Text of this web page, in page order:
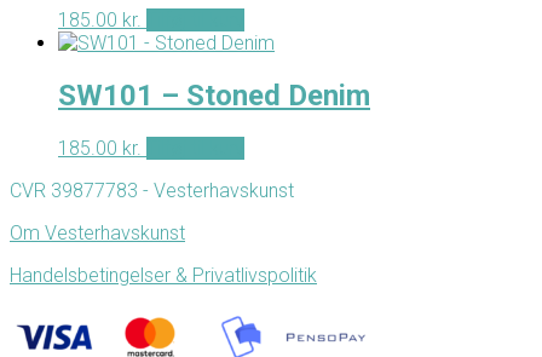
185.00 kr.
SW101 – Stoned Denim
185.00 kr.
CVR 39877783 - Vesterhavskunst
Om Vesterhavskunst
Handelsbetingelser & Privatlivspolitik